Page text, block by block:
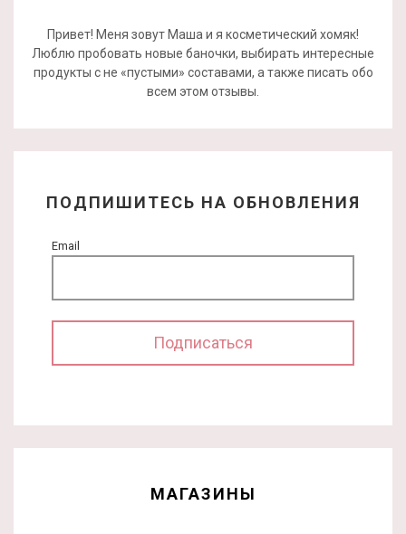
Привет! Меня зовут Маша и я косметический хомяк!
Люблю пробовать новые баночки, выбирать интересные
продукты с не «пустыми» составами, а также писать обо
всем этом отзывы.
ПОДПИШИТЕСЬ НА ОБНОВЛЕНИЯ
Email
МАГАЗИНЫ